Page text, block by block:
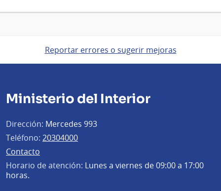
Reportar errores o sugerir mejoras
Ministerio del Interior
Dirección: Mercedes 993
Teléfono: 20304000
Contacto
Horario de atención: Lunes a viernes de 09:00 a 17:00
horas.